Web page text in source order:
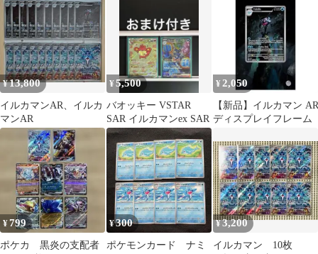
¥13,800
イルカマンAR、イルカ
マンAR
¥5,500
バオッキー VSTAR
SAR イルカマンex SAR
¥ 2,050
【新品】イルカマン AR
ディスプレイフレーム
¥799
ポケカ 黒炎の支配者
¥300
ポケモンカード ナミ
¥3,200
イルカマン 10枚